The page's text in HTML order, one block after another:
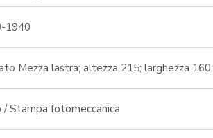
1940
Mezza lastra; altezza 215; larghezza
Stampa fotomeccanica